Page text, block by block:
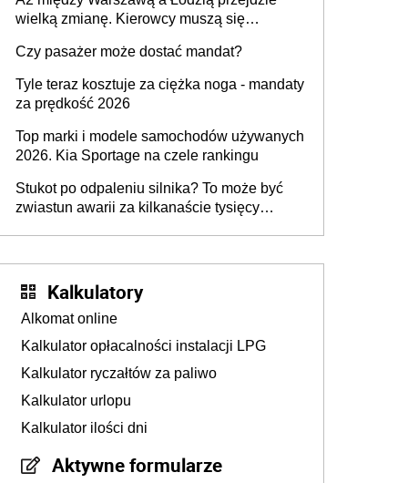
wielką zmianę. Kierowcy muszą się
Czy pasażer może dostać mandat?
Tyle teraz kosztuje za ciężka noga - mandaty
za prędkość 2026
Top marki i modele samochodów używanych
2026. Kia Sportage na czele rankingu
Stukot po odpaleniu silnika? To może być
zwiastun awarii za kilkanaście tysięcy
Kalkulatory
Alkomat online
Kalkulator opłacalności instalacji LPG
Kalkulator ryczałtów za paliwo
Kalkulator urlopu
Kalkulator ilości dni
Aktywne formularze